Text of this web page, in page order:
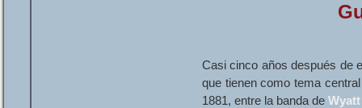
Casi cinco años después de
que tienen como tema
1881, entre la banda de